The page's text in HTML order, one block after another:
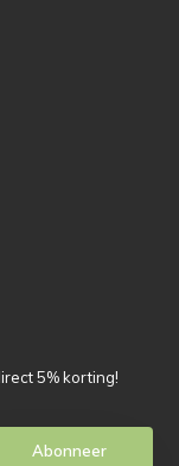
5% korting!
Abonneer